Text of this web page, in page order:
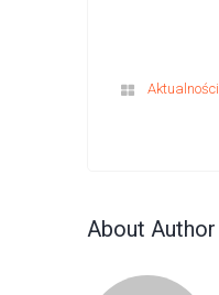
Aktualności
About Author